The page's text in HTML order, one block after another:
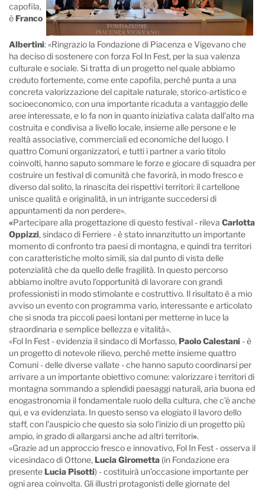
capofila,
èFranco
Albertini: «Ringrazio la Fondazione di Piacenza e Vigevano che
ha deciso di sostenere con forza Fol In Fest, per la sua valenza
culturale e sociale. Si tratta di un progetto nel quale abbiamo
creduto fortemente, come ente capofila, perché punta a una
concreta valorizzazione del capitale naturale, storico-artistico e
socioeconomico, con una importante ricaduta a vantaggio delle
aree interessate, e lo fa non in quanto iniziativa calata dall’alto ma
costruita e condivisa a livello locale, insieme alle persone e le
realtà associative, commerciali ed economiche del luogo. I
quattro Comuni organizzatori, e tutti i partner a vario titolo
coinvolti, hanno saputo sommare le forze e giocare di squadra per
costruire un festival di comunità che favorirà, in modo fresco e
diverso dal solito, la rinascita dei rispettivi territori: il cartellone
unisce qualità e originalità, in un intrigante succedersi di
appuntamenti da non perdere».
«Partecipare alla progettazione di questo festival - rileva Carlotta
Oppizzi, sindaco di Ferriere - è stato innanzitutto un importante
momento di confronto tra paesi di montagna, e quindi tra territori
con caratteristiche molto simili, sia dal punto di vista delle
potenzialità che da quello delle fragilità. In questo percorso
abbiamo inoltre avuto l’opportunità di lavorare con grandi
professionisti in modo stimolante e costruttivo. Il risultato è a mio
avviso un evento con programma vario, interessante e articolato
che si snoda tra piccoli paesi lontani per metterne in luce la
straordinaria e semplice bellezza e vitalità».
«Fol In Fest - evidenzia il sindaco di Morfasso, Paolo Calestani - è
un progetto di notevole rilievo, perché mette insieme quattro
Comuni - delle diverse vallate - che hanno saputo coordinarsi per
arrivare a un importante obiettivo comune: valorizzare i territori di
montagna sommando a splendidi paesaggi naturali, aria buona ed
enogastronomia il fondamentale ruolo della cultura, che c’è anche
qui, e va evidenziata. In questo senso va elogiato il lavoro dello
staff, con l’auspicio che questo sia solo l’inizio di un progetto più
ampio, in grado di allargarsi anche ad altri territori».
«Grazie ad un approccio fresco e innovativo, Fol In Fest - osserva il
vicesindaco di Ottone, Lucia Girometta (in Fondazione era
presenteLucia Pisotti) - costituirà un’occasione importante per
ogni area coinvolta. Gli illustri protagonisti delle giornate del